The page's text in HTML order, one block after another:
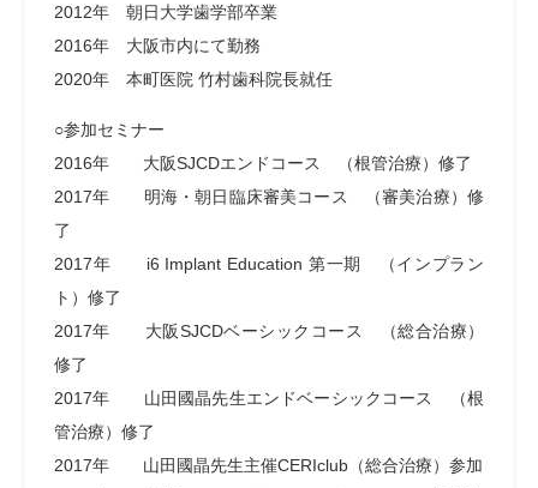
2012年 朝日大学歯学部卒業
2016年 大阪市内にて勤務
2020年 本町医院 竹村歯科院長就任
○参加セミナー
2016年 大阪SJCDエンドコース （根管治療）修了
2017年 明海・朝日臨床審美コース （審美治療）修
了
2017年 i6 Implant Education 第一期 （インプラン
ト）修了
2017年 大阪SJCDベーシックコース （総合治療）
修了
2017年 山田國晶先生エンドベーシックコース （根
管治療）修了
2017年 山田國晶先生主催CERIclub（総合治療）参加